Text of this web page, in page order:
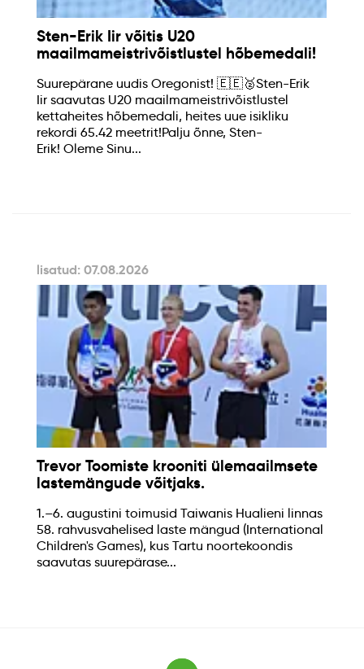
Sten-Erik Iir võitis U20
maailmameistrivõistlustel hõbemedali!
Suurepärane uudis Oregonist! 🇪🇪🥈Sten-Erik
Iir saavutas U20 maailmameistrivõistlustel
kettaheites hõbemedali, heites uue isikliku
rekordi 65.42 meetrit!Palju õnne, Sten-
Erik! Oleme Sinu...
lisatud: 07.08.2026
Trevor Toomiste krooniti ülemaailmsete
lastemängude võitjaks.
1.–6. augustini toimusid Taiwanis Hualieni linnas
58. rahvusvahelised laste mängud (International
Children's Games), kus Tartu noortekoondis
saavutas suurepärase...